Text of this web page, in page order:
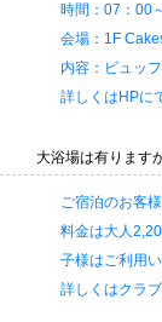
時間：07：00
会場：1F
内容：ビュッ
詳しくはHPに
大浴場は有ります
ご宿泊のお客
料金は大人
子様はご利用
詳しくはクラ